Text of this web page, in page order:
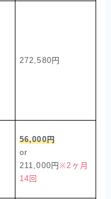
272,580円
56,000円
or
211,000円※2ヶ月
14回